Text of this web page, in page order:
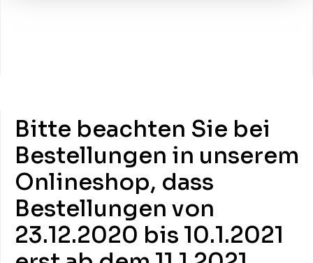
Bitte beachten Sie bei
Bestellungen in unserem
Onlineshop, dass
Bestellungen von
23.12.2020 bis 10.1.2021